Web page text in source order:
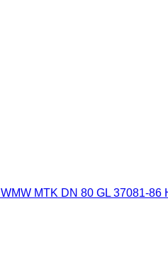
WMW MTK DN 80 GL 37081-86